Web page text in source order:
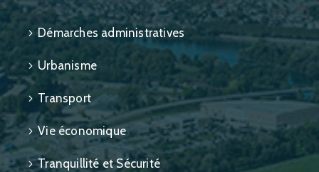
Démarches administratives
Urbanisme
Transport
Vie économique
Tranquillité et Sécurité